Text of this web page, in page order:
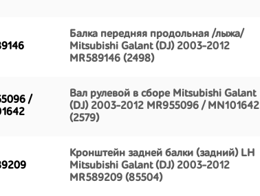
Балка передняя продольная /лыжа/
Mitsubishi Galant (DJ) 2003-2012
MR589146 (2498)
/
Вал рулевой в сборе Mitsubishi Galant
(DJ) 2003-2012 MR955096 / MN101642
(2579)
Кронштейн задней балки (задний) LH
Mitsubishi Galant (DJ) 2003-2012
MR589209 (85504)